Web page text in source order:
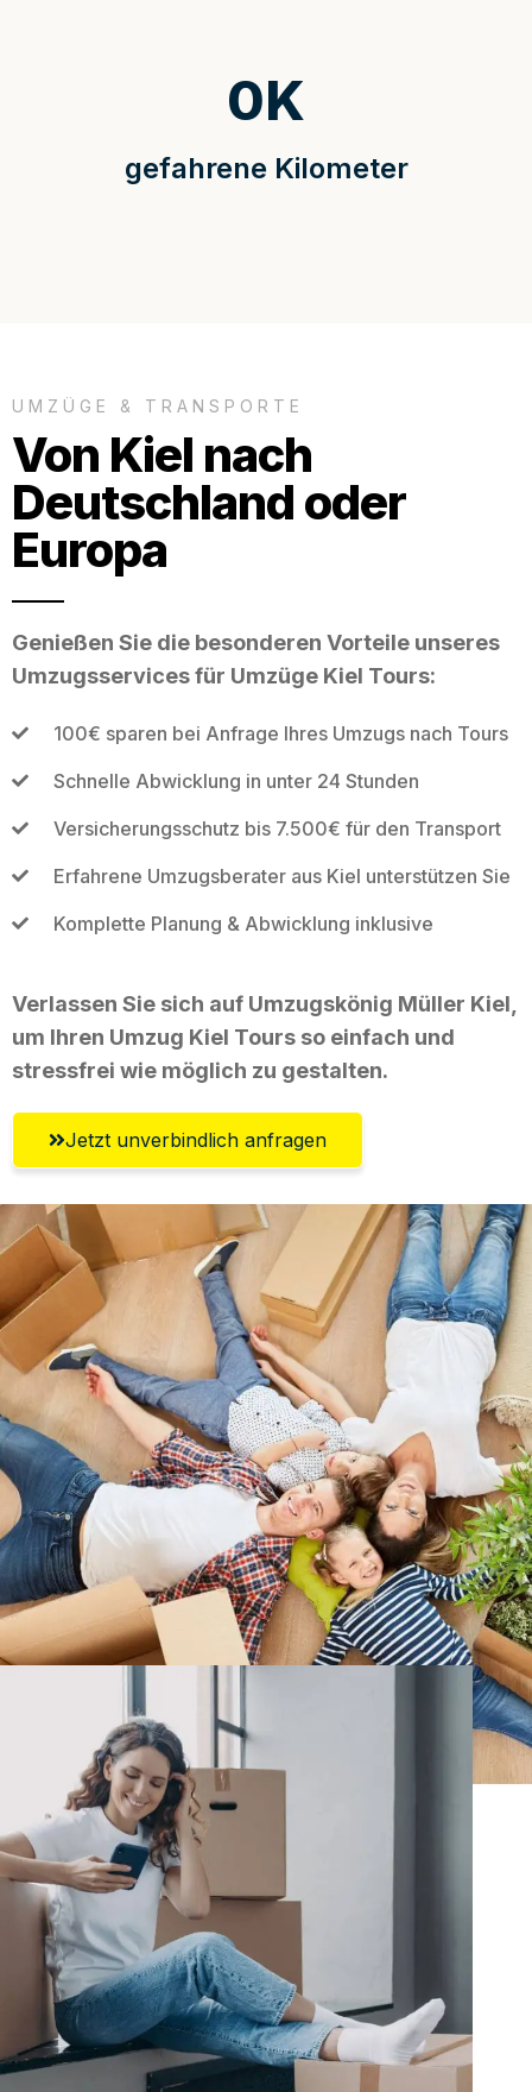
gefahrene Kilometer
0K
UMZÜGE & TRANSPORTE
Von Kiel nach
Deutschland oder
Europa
Genießen Sie die besonderen Vorteile unseres
Umzugsservices für Umzüge Kiel Tours:
100€ sparen bei Anfrage Ihres Umzugs nach Tours
Schnelle Abwicklung in unter 24 Stunden
Versicherungsschutz bis 7.500€ für den Transport
Erfahrene Umzugsberater aus Kiel unterstützen Sie
Komplette Planung & Abwicklung inklusive
Verlassen Sie sich auf Umzugskönig Müller Kiel,
um Ihren Umzug Kiel Tours so einfach und
stressfrei wie möglich zu gestalten.
Jetzt unverbindlich anfragen